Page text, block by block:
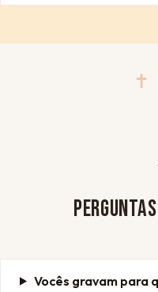
PERGUNTAS
Vocês gravam para